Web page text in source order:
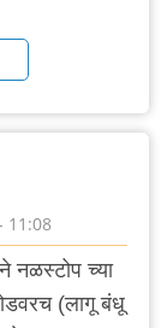
11:08
नळस्टोप च्या
(लागू बंधू